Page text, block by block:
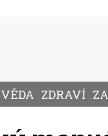
VĚDA ZDRAVÍ